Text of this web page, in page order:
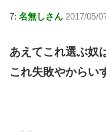
7: 名無しさん 2017/05/
あえてこれ選ぶ奴
これ失敗やからい